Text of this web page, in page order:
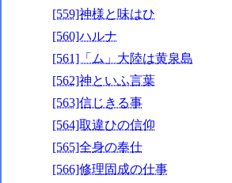
[559]神様と味はひ
[560]ハルナ
[561]「ム」大陸は黄泉島
[562]神といふ言葉
[563]信じきる事
[564]取違ひの信仰
[565]全身の奉仕
[566]修理固成の仕事